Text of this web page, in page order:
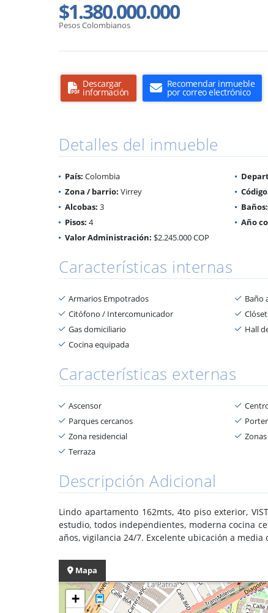
$1.380.000.000
Pesos Colombianos
Descargar
información
Recomendar inmueble
por correo electrónico
Detalles del inmueble
País: Colombia
Zona / barrio: Virrey
Alcobas: 3 Baños:
Pisos: 4 Año
Valor Administración: $2.245.000 COP
Características internas
Armarios Empotrados Baño
Citófono / Intercomunicador
Gas domiciliario
Hall
Cocina equipada
Características externas
Ascensor
Parques cercanos
Zona residencial
Terraza
Descripción Adicional
Lindo apartamento 162mts, 4to piso exterior,
estudio, todos independientes, moderna cocina
años, vigilancia 24/7. Excelente ubicación a media
Mapa
+